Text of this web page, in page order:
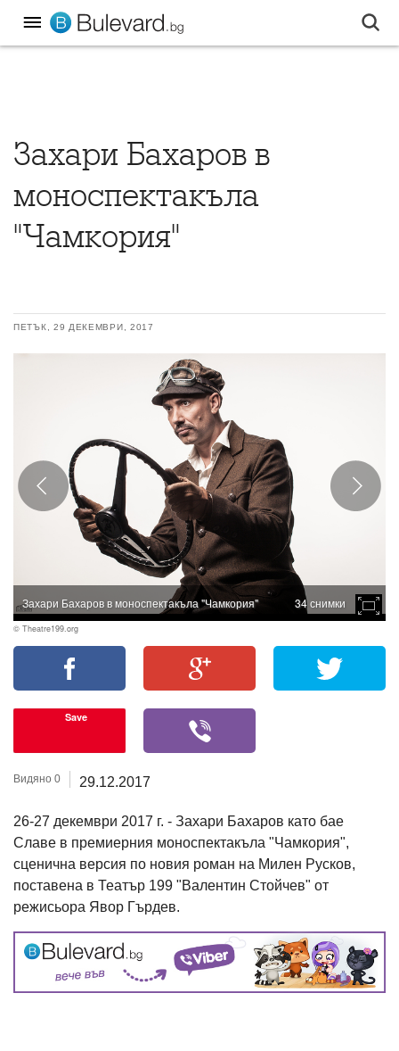
Захари Бахаров в
моноспектакъла
"Чамкория"
ПЕТЪК, 29 ДЕКЕМВРИ, 2017
Захари Бахаров в моноспектакъла "Чамкория" 34 снимки
© Theatre199.org
Save
Видяно 0 29.12.2017
26-27 декември 2017 г. - Захари Бахаров като бае
Славе в премиерния моноспектакъла "Чамкория",
сценична версия по новия роман на Милен Русков,
поставена в Театър 199 "Валентин Стойчев" от
режисьора Явор Гърдев.